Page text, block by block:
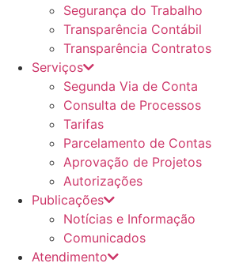
Segurança do Trabalho
Transparência Contábil
Transparência Contratos
Serviços
Segunda Via de Conta
Consulta de Processos
Tarifas
Parcelamento de Contas
Aprovação de Projetos
Autorizações
Publicações
Notícias e Informação
Comunicados
Atendimento